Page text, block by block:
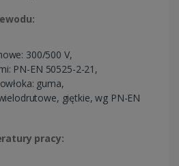
300/500 V,
PN-EN 50525-2-21,
guma,
giętkie, wg PN-EN
pracy: